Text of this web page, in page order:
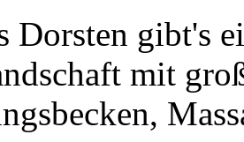
Dorsten gibt's
mit